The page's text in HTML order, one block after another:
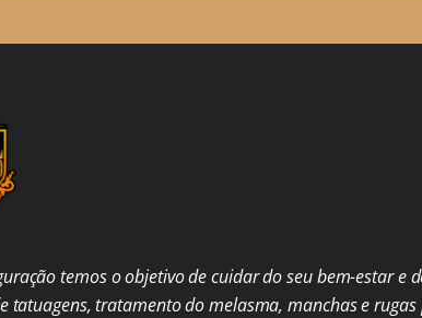
temos o objetivo de cuidar do seu bem-estar e
tratamento do melasma, manchas e rugas